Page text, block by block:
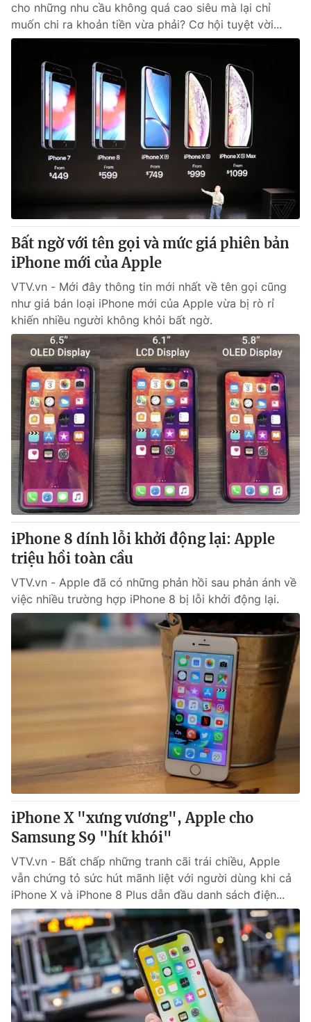
cho những nhu cầu không quá cao siêu mà lại chỉ
muốn chi ra khoản tiền vừa phải? Cơ hội tuyệt vời...
Bất ngờ với tên gọi và mức giá phiên bản
iPhone mới của Apple
VTV.vn - Mới đây thông tin mới nhất về tên gọi cũng
như giá bán loại iPhone mới của Apple vừa bị rò rỉ
khiến nhiều người không khỏi bất ngờ.
iPhone 8 dính lỗi khởi động lại: Apple
triệu hồi toàn cầu
VTV.vn - Apple đã có những phản hồi sau phản ánh về
việc nhiều trường hợp iPhone 8 bị lỗi khởi động lại.
iPhone X "xưng vương", Apple cho
Samsung S9 "hít khói"
VTV.vn - Bất chấp những tranh cãi trái chiều, Apple
vẫn chứng tỏ sức hút mãnh liệt với người dùng khi cả
iPhone X và iPhone 8 Plus dẫn đầu danh sách điện...